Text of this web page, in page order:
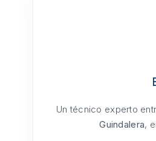
Un técnico experto
Guindalera,